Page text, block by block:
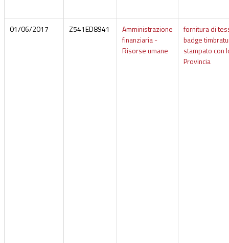
01/06/2017 Z541ED8941
Amministrazione
finanziaria -
Risorse umane
fornitura di
badge
stampato con
Provincia